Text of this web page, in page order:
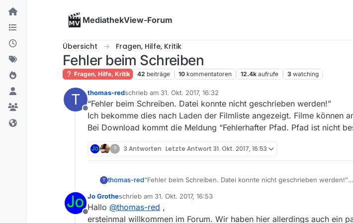
Skip to content
MediathekView-Forum
Übersicht Fragen, Hilfe, Kritik
Fehler beim Schreiben
Fragen, Hilfe, Kritik 42 beiträge 10 kommentatoren 12.4k aufrufe 3 watching
T
Offline
thomas-redschrieb am 31. Okt. 2017, 16:32
zuletzt editiert von
“Fehler beim Schreiben. Datei konnte nicht geschrieben werden!”
Ich bekomme dies nach Laden der Filmliste angezeigt. Filme können
Bei Download kommt die Meldung “Fehlerhafter Pfad. Pfad ist nicht
? 3 Antworten Letzte Antwort 31. Okt. 2017, 16:53
T thomas-red“Fehler beim Schreiben. Datei konnte nicht geschrieben werden!”
Download kommt die Meldung “Fehlerhafter Pfad. Pfad ist nicht
Offline
Jo Grotheschrieb am 31. Okt. 2017, 16:53
zuletzt editiert von
Hallo @thomas-red ,
ersteinmal willkommen im Forum. Wir haben hier allerdings auch ein